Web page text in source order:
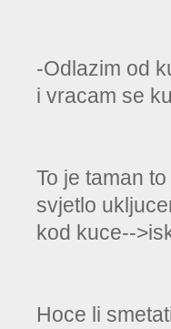
-Odlazim od
i vracam se
To je taman
svjetlo
kod kuce--
Hoce li